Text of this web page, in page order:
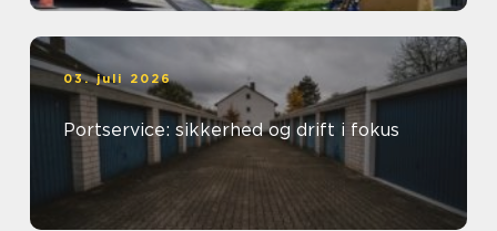
03. juli 2026
Portservice: sikkerhed og drift i fokus